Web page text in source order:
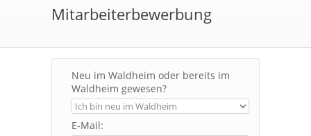
Mitarbeiterbewerbung
Neu im Waldheim oder bereits im
Waldheim gewesen?
E-Mail: